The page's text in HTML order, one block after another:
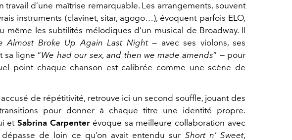
travail d’une maîtrise remarquable. Les arrangements, souvent
instruments (clavinet, sitar, agogo…), évoquent parfois ELO,
même les subtilités mélodiques d’un musical de Broadway. Il
Almost Broke Up Again Last Night— avec ses violons, ses
sa ligne “We had our sex, and then we made amends” — pour
point chaque chanson est calibrée comme une scène de
de répétitivité, retrouve ici un second souffle, jouant des
pour donner à chaque titre une identité propre.
etSabrina Carpenterévoque sa meilleure collaboration avec
de loin ce qu’on avait entendu sur Short n’ Sweet,